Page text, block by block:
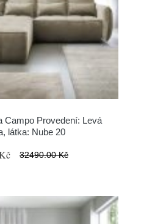
Campo Provedení: Levá
látka: Nube 20
32490.00 Kč